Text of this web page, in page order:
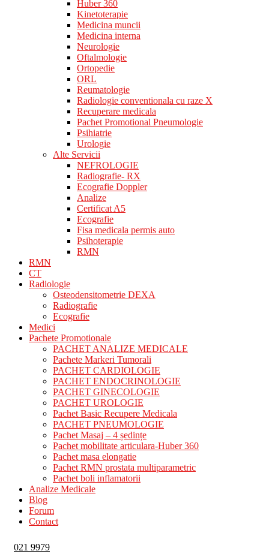
Huber 360
Kinetoterapie
Medicina muncii
Medicina interna
Neurologie
Oftalmologie
Ortopedie
ORL
Reumatologie
Radiologie conventionala cu raze X
Recuperare medicala
Pachet Promotional Pneumologie
Psihiatrie
Urologie
Alte Servicii
NEFROLOGIE
Radiografie- RX
Ecografie Doppler
Analize
Certificat A5
Ecografie
Fisa medicala permis auto
Psihoterapie
RMN
RMN
CT
Radiologie
Osteodensitometrie DEXA
Radiografie
Ecografie
Medici
Pachete Promotionale
PACHET ANALIZE MEDICALE
Pachete Markeri Tumorali
PACHET CARDIOLOGIE
PACHET ENDOCRINOLOGIE
PACHET GINECOLOGIE
PACHET UROLOGIE
Pachet Basic Recupere Medicala
PACHET PNEUMOLOGIE
Pachet Masaj – 4 ședințe
Pachet mobilitate articulara-Huber 360
Pachet masa elongatie
Pachet RMN prostata multiparametric
Pachet boli inflamatorii
Analize Medicale
Blog
Forum
Contact
021 9979